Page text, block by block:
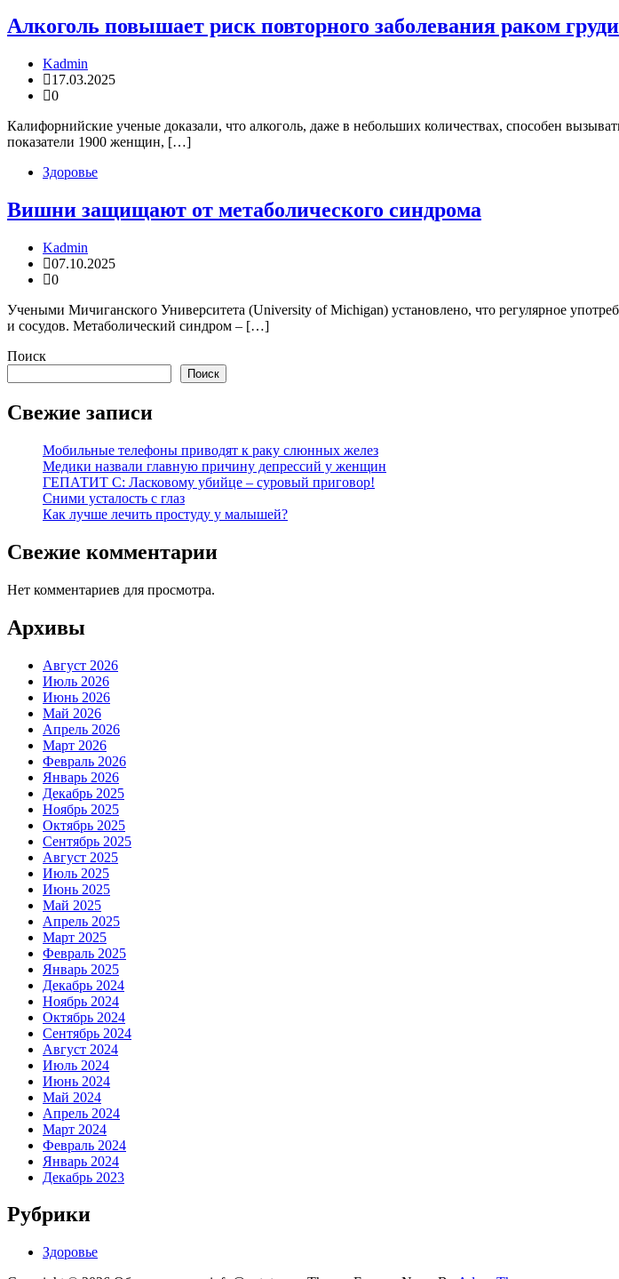
Алкоголь повышает риск повторного заболевания раком груди
Kadmin
17.03.2025
0
Калифорнийские ученые доказали, что алкоголь, даже в небольших количествах, способен
показатели 1900 женщин, […]
Здоровье
Вишни защищают от метаболического синдрома
Kadmin
07.10.2025
0
Учеными Мичиганского Университета (University of Michigan) установлено, что регулярное
и сосудов. Метаболический синдром – […]
Поиск
Поиск
Свежие записи
Мобильные телефоны приводят к раку слюнных желез
Медики назвали главную причину депрессий у женщин
ГЕПАТИТ С: Ласковому убийце – суровый приговор!
Сними усталость с глаз
Как лучше лечить простуду у малышей?
Свежие комментарии
Нет комментариев для просмотра.
Архивы
Август 2026
Июль 2026
Июнь 2026
Май 2026
Апрель 2026
Март 2026
Февраль 2026
Январь 2026
Декабрь 2025
Ноябрь 2025
Октябрь 2025
Сентябрь 2025
Август 2025
Июль 2025
Июнь 2025
Май 2025
Апрель 2025
Март 2025
Февраль 2025
Январь 2025
Декабрь 2024
Ноябрь 2024
Октябрь 2024
Сентябрь 2024
Август 2024
Июль 2024
Июнь 2024
Май 2024
Апрель 2024
Март 2024
Февраль 2024
Январь 2024
Декабрь 2023
Рубрики
Здоровье